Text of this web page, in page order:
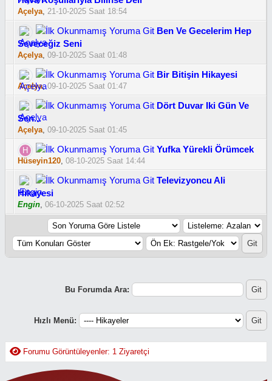
Açelya, 21-10-2025 Saat 18:54
Ben Ve Gecelerim Hep
Seveceğiz Seni
Açelya, 09-10-2025 Saat 01:48
Bir Bitişin Hikayesi
Açelya,09-10-2025 Saat 01:47
Dört Duvar Iki Gün Ve
Sen...
Açelya, 09-10-2025 Saat 01:45
Yufka Yürekli Örümcek
Hüseyin120, 08-10-2025 Saat 14:44
Televizyoncu Ali
Hikayesi
Engin, 06-10-2025 Saat 02:52
Bu Forumda Ara:
Hızlı Menü:
Forumu Görüntüleyenler: 1 Ziyaretçi